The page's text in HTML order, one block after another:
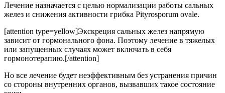
Лечение назначается с целью нормализации работы сальных
желез и снижения активности грибка Pityrosporum ovale.
[attention type=yellow]Экскреция сальных желез напрямую
зависит от гормонального фона. Поэтому лечение в тяжелых
или запущенных случаях может включать в себя
гормонотерапию.[/attention]
Но все лечение будет неэффективным без устранения причин
со стороны внутренних органов, вызвавших такое состояние